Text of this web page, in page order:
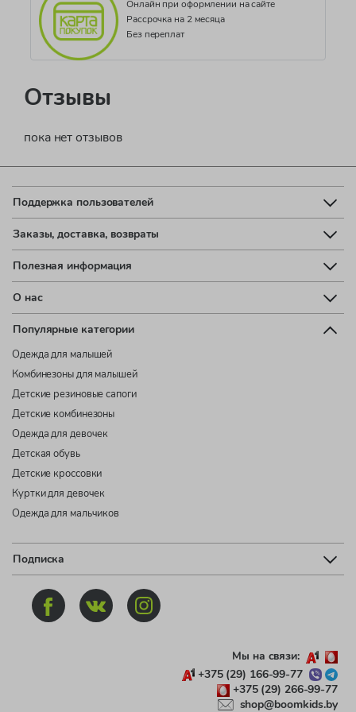
Онлайн при оформлении на сайте
Рассрочка на 2 месяца
Без переплат
Отзывы
пока нет отзывов
Поддержка пользователей
Заказы, доставка, возвраты
Полезная информация
О нас
Популярные категории
Одежда для малышей
Комбинезоны для малышей
Детские резиновые сапоги
Детские комбинезоны
Одежда для девочек
Детская обувь
Детские кроссовки
Куртки для девочек
Одежда для мальчиков
Подписка
Мы на связи:
+375 (29) 166-99-77
+375 (29) 266-99-77
shop@boomkids.by